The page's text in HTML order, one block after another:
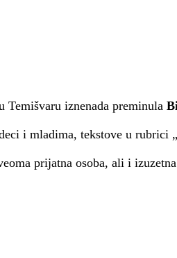
Temišvaru iznenada preminula
i mladima, tekstove u rubrici
prijatna osoba, ali i